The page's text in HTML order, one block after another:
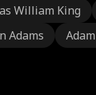
William King
Adams